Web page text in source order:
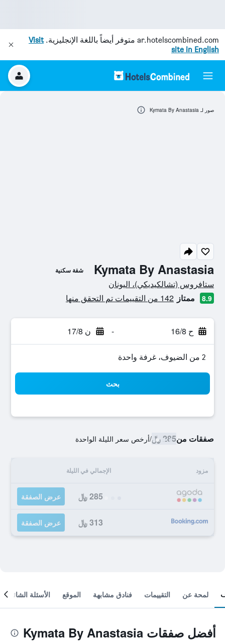
ar.hotelscombined.com متوفر أيضاً باللغة الإنجليزية.Visit
site in English
Kymata By Anastasia شقة سكنية
تقييم فئة 0
ستافروس (تشالكيديكي)، اليونان
8.9 ممتاز 142 من التقييمات تم التحقق منها
ح 16/8 - ن 17/8
2 من الضيوف، غرفة واحدة
بحث
صفقات من285 ﷼ /أرخص سعر الليلة الواحدة
مزود الإجمالي في الليلة
285 ﷼ عرض الصفقة
313 ﷼ عرض الصفقة
صور لـ Kymata By Anastasia
لمحة عن التقييمات فنادق مشابهة الموقع الأسئلة الشائعة
أفضل صفقات Kymata By Anastasia